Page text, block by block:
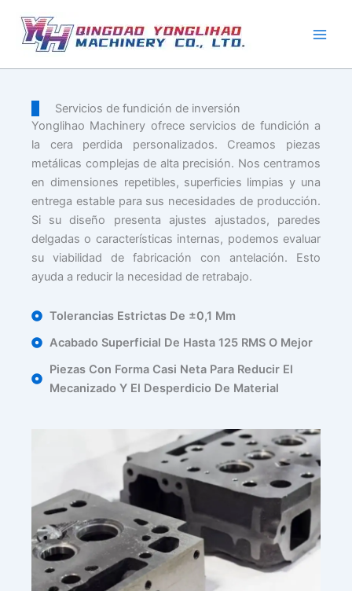
contenido
Servicios de fundición de inversión
Yonglihao Machinery ofrece servicios de fundición a
la cera perdida personalizados. Creamos piezas
metálicas complejas de alta precisión. Nos centramos
en dimensiones repetibles, superficies limpias y una
entrega estable para sus necesidades de producción.
Si su diseño presenta ajustes ajustados, paredes
delgadas o características internas, podemos evaluar
su viabilidad de fabricación con antelación. Esto
ayuda a reducir la necesidad de retrabajo.
Tolerancias Estrictas De ±0,1 Mm
Acabado Superficial De Hasta 125 RMS O Mejor
Piezas Con Forma Casi Neta Para Reducir El
Mecanizado Y El Desperdicio De Material